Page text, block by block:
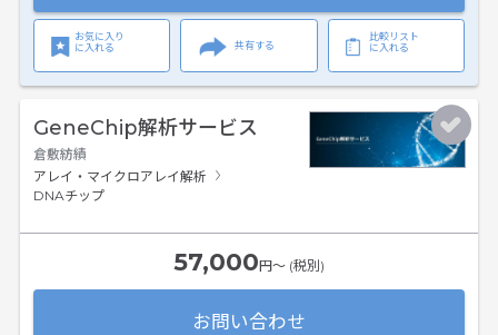
お気に入り
に入れる
共有する
比較リスト
に入れる
GeneChip解析サービス
倉敷紡績
アレイ・マイクロアレイ解析
DNAチップ
57,000円〜 (税別)
お問い合わせ